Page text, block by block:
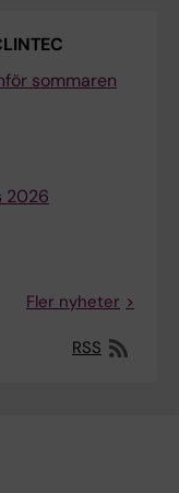
sommaren
2026
Fler nyheter
RSS